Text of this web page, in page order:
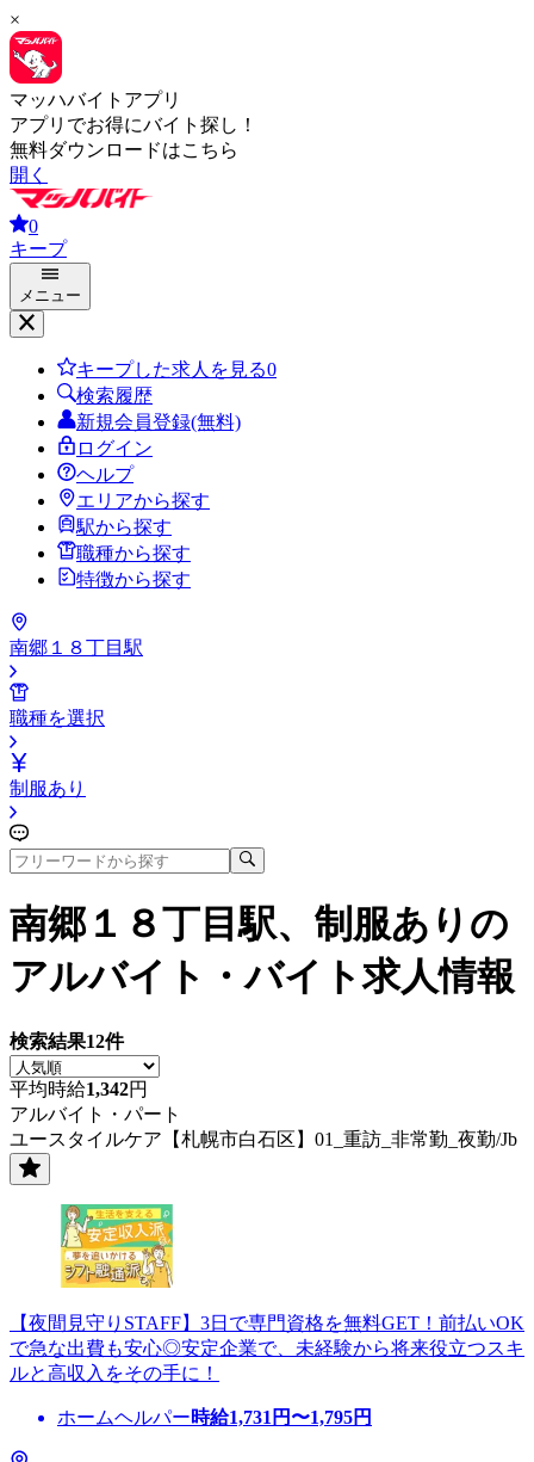
×
マッハバイトアプリ
アプリでお得にバイト探し！
無料ダウンロードはこちら
開く
0
キープ
メニュー
キープした求人を見る0
検索履歴
新規会員登録(無料)
ログイン
ヘルプ
エリアから探す
駅から探す
職種から探す
特徴から探す
南郷１８丁目駅
職種を選択
制服あり
南郷１８丁目駅、制服あり の
アルバイト・バイト求人情報
検索結果12件
平均時給1,342円
アルバイト・パート
ユースタイルケア【札幌市白石区】01_重訪_非常勤_夜勤/Jb
【夜間見守りSTAFF】3日で専門資格を無料GET！前払いOK
で急な出費も安心◎安定企業で、未経験から将来役立つスキ
ルと高収入をその手に！
ホームヘルパー時給1,731 円〜1,795円